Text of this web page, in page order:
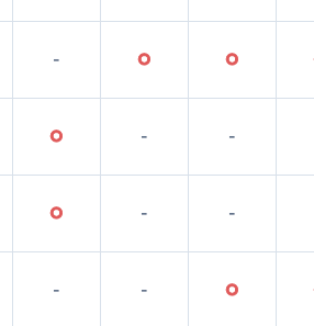
- ○ ○
○ - -
○ - -
- - ○